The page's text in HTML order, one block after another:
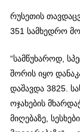
რუსეთის
351 სამხედრო
“სამწუხაროდ,
შორის იყო
დაშავდა 3825.
ოჯახების
მიღებაზე,